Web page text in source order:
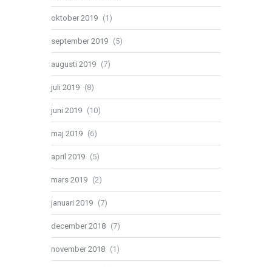
oktober 2019 (1)
september 2019 (5)
augusti 2019 (7)
juli 2019 (8)
juni 2019 (10)
maj 2019 (6)
april 2019 (5)
mars 2019 (2)
januari 2019 (7)
december 2018 (7)
november 2018 (1)